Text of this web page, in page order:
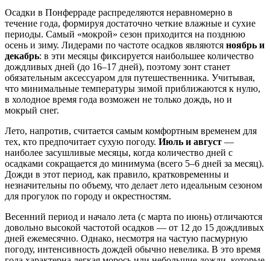
Осадки в Понферраде распределяются неравномерно в
течение года, формируя достаточно четкие влажные и сухие
периоды. Самый «мокрой» сезон приходится на позднюю
осень и зиму. Лидерами по частоте осадков являются ноябрь и
декабрь: в эти месяцы фиксируется наибольшее количество
дождливых дней (до 16–17 дней), поэтому зонт станет
обязательным аксессуаром для путешественника. Учитывая,
что минимальные температуры зимой приближаются к нулю,
в холодное время года возможен не только дождь, но и
мокрый снег.
Лето, напротив, считается самым комфортным временем для
тех, кто предпочитает сухую погоду. Июль и август —
наиболее засушливые месяцы, когда количество дней с
осадками сокращается до минимума (всего 5–6 дней за месяц).
Дожди в этот период, как правило, кратковременны и
незначительны по объему, что делает лето идеальным сезоном
для прогулок по городу и окрестностям.
Весенний период и начало лета (с марта по июнь) отличаются
довольно высокой частотой осадков — от 12 до 15 дождливых
дней ежемесячно. Однако, несмотря на частую пасмурную
погоду, интенсивность дождей обычно невелика. В это время